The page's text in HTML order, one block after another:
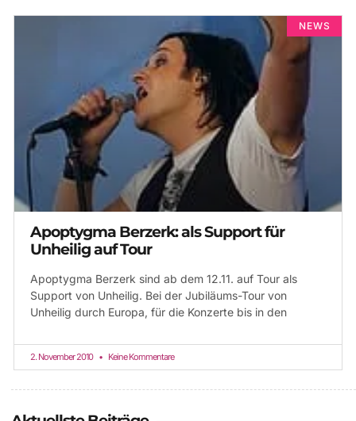
NEWS
Apoptygma Berzerk: als Support für
Unheilig auf Tour
Apoptygma Berzerk sind ab dem 12.11. auf Tour als
Support von Unheilig. Bei der Jubiläums-Tour von
Unheilig durch Europa, für die Konzerte bis in den
2. November 2010 Keine Kommentare